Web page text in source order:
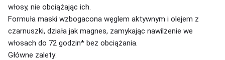
włosy, nie obciążając ich.
Formuła maski wzbogacona węglem aktywnym i olejem z
czarnuszki, działa jak magnes, zamykając nawilżenie we
włosach do 72 godzin* bez obciążania.
Główne zalety: